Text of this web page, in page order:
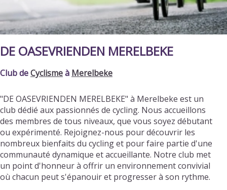
DE OASEVRIENDEN MERELBEKE
Club deCyclismeà Merelbeke
"DE OASEVRIENDEN MERELBEKE" à Merelbeke est un
club dédié aux passionnés de cycling. Nous accueillons
des membres de tous niveaux, que vous soyez débutant
ou expérimenté. Rejoignez-nous pour découvrir les
nombreux bienfaits du cycling et pour faire partie d'une
communauté dynamique et accueillante. Notre club met
un point d'honneur à offrir un environnement convivial
où chacun peut s'épanouir et progresser à son rythme.